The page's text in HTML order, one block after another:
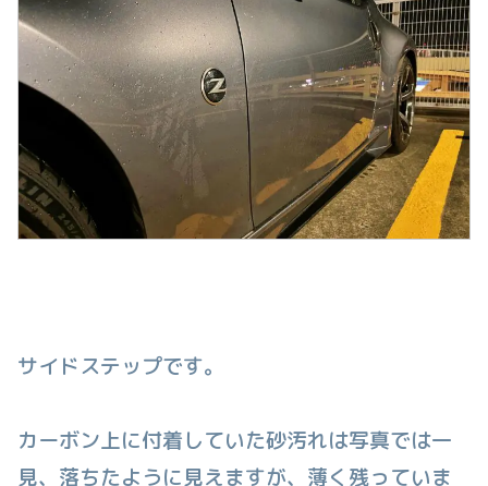
サイドステップです。
カーボン上に付着していた砂汚れは写真では一
見、落ちたように見えますが、薄く残っていま